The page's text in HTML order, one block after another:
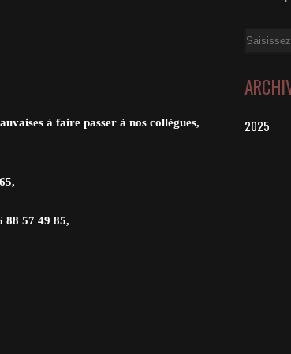
à faire passer à nos collègues,
88 57 49 85,
Email
2025